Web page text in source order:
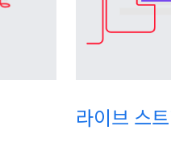
라이브 스